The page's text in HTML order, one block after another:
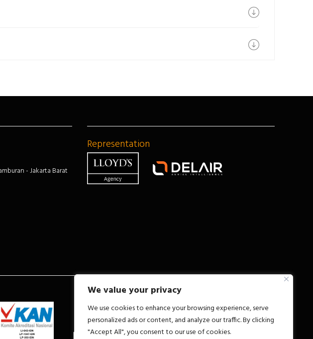
We value your privacy
We use cookies to enhance your browsing experience, serve
personalized ads or content, and analyze our traffic. By clicking
"Accept All", you consent to our use of cookies.
- Jakarta Barat
Representation